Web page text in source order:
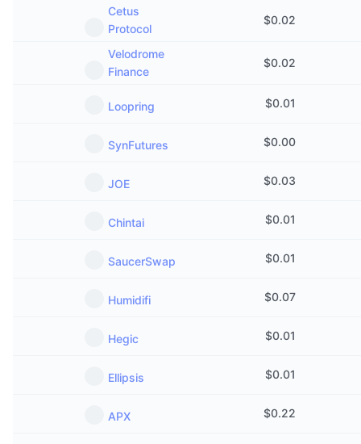
Cetus
Protocol
$0.02
Velodrome
Finance
$0.02
Loopring $0.01
SynFutures $0.00
JOE $0.03
Chintai $0.01
SaucerSwap $0.01
Humidifi $0.07
Hegic $0.01
Ellipsis $0.01
APX $0.22